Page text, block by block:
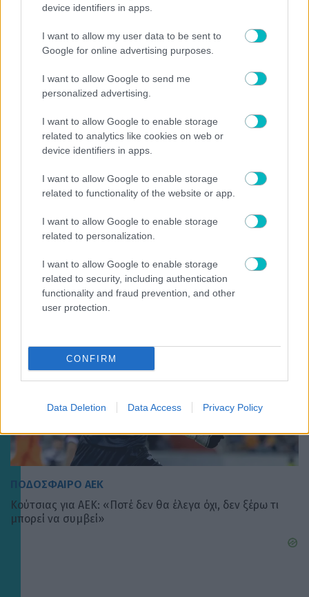
device identifiers in apps.
I want to allow my user data to be sent to
Google for online advertising purposes.
I want to allow Google to send me
personalized advertising.
I want to allow Google to enable storage
related to analytics like cookies on web or
device identifiers in apps.
I want to allow Google to enable storage
related to functionality of the website or app.
I want to allow Google to enable storage
related to personalization.
I want to allow Google to enable storage
related to security, including authentication
functionality and fraud prevention, and other
user protection.
CONFIRM
Data Deletion Data Access Privacy Policy
ΠΟΔΟΣΦΑΙΡΟ ΑΕΚ
Ο Κούτσιας και η διπλή… σύνδεση με τον Φρανκ Κλόπα
ΠΟΔΟΣΦΑΙΡΟ ΑΕΚ
Κούτσιας για ΑΕΚ: «Ποτέ δεν θα έλεγα όχι, δεν ξέρω τι
μπορεί να συμβεί»